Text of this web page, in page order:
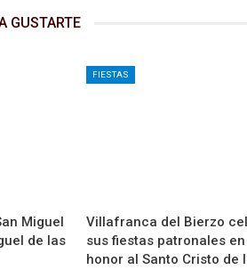
GUSTARTE
Miguel
de las
FIESTAS
Villafranca del Bierzo
sus fiestas patronales en
honor al Santo Cristo de